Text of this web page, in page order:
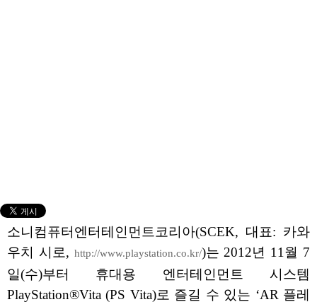
소니컴퓨터엔터테인먼트코리아(SCEK, 대표: 카와
우치 시로, http://www.playstation.co.kr/)는 2012년 11월 7
일(수)부터 휴대용 엔터테인먼트 시스템
PlayStation®Vita (PS Vita)로 즐길 수 있는 ‘AR 플레